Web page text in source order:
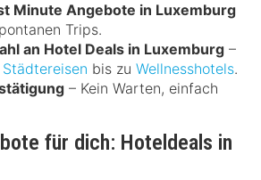
Minute Angebote in Luxemburg
Trips.
an Hotel Deals in Luxemburg –
Städtereisen bis zu Wellnesshotels.
– Kein Warten, einfach
für dich: Hoteldeals in